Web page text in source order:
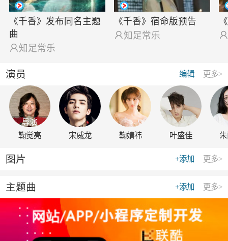
《千香》发布同名主题
曲
 知足常乐
《千香》宿命版预告
 知足常乐
更多>
编辑
演员
导演
鞠觉亮
宋威龙 鞠婧祎 叶盛佳
更多>
+添加
图片
更多>
+添加
主题曲